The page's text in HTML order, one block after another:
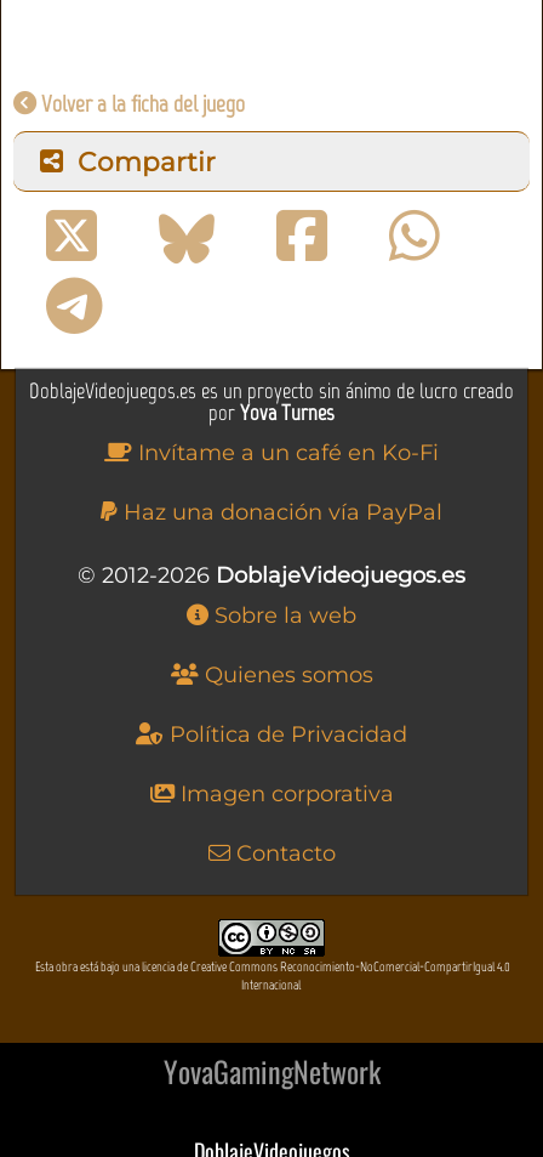
Volver a la ficha del juego
Compartir
DoblajeVideojuegos.es es un proyecto sin ánimo de lucro creado
porYova Turnes
Invítame a un café en Ko-Fi
Haz una donación vía PayPal
© 2012-2026 DoblajeVideojuegos.es
Sobre la web
Quienes somos
Política de Privacidad
Imagen corporativa
Contacto
Esta obra está bajo una licencia de Creative Commons Reconocimiento-NoComercial-CompartirIgual 4.0
Internacional
YovaGamingNetwork